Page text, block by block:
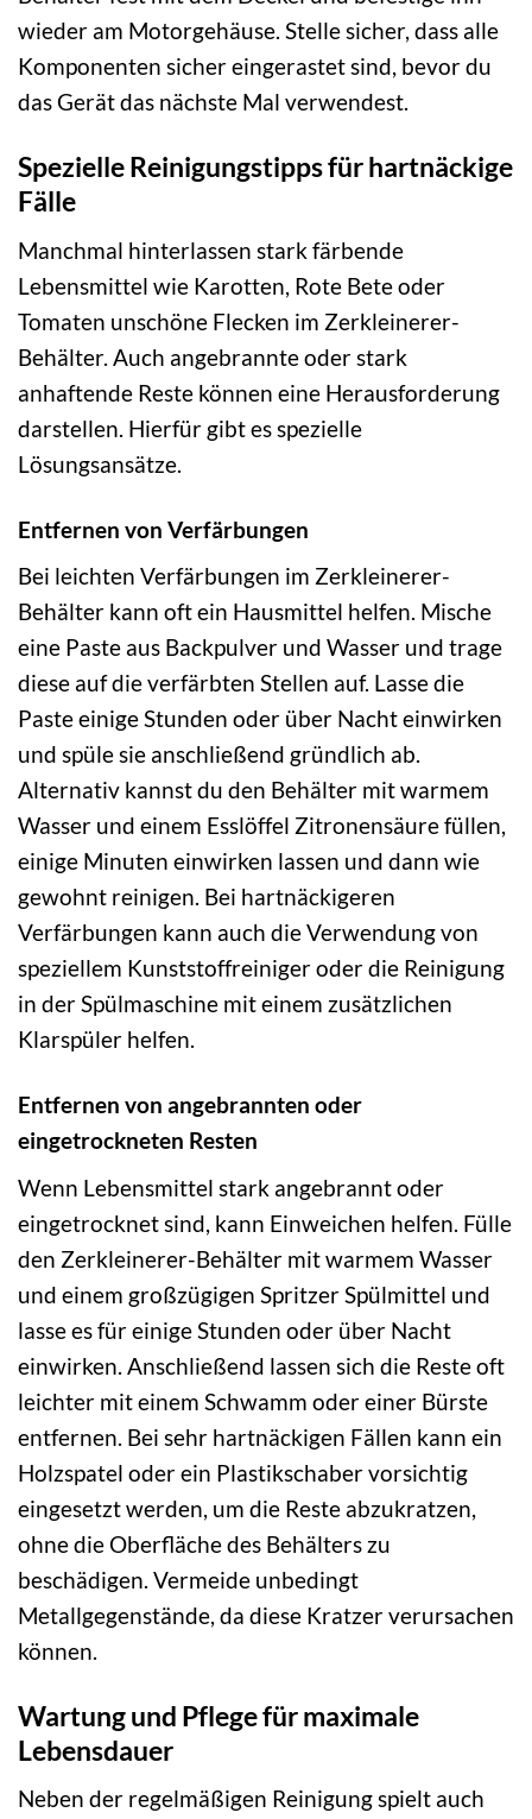
wieder am Motorgehäuse. Stelle sicher, dass alle
Komponenten sicher eingerastet sind, bevor du
das Gerät das nächste Mal verwendest.
Spezielle Reinigungstipps für hartnäckige
Fälle
Manchmal hinterlassen stark färbende
Lebensmittel wie Karotten, Rote Bete oder
Tomaten unschöne Flecken im Zerkleinerer-
Behälter. Auch angebrannte oder stark
anhaftende Reste können eine Herausforderung
darstellen. Hierfür gibt es spezielle
Lösungsansätze.
Entfernen von Verfärbungen
Bei leichten Verfärbungen im Zerkleinerer-
Behälter kann oft ein Hausmittel helfen. Mische
eine Paste aus Backpulver und Wasser und trage
diese auf die verfärbten Stellen auf. Lasse die
Paste einige Stunden oder über Nacht einwirken
und spüle sie anschließend gründlich ab.
Alternativ kannst du den Behälter mit warmem
Wasser und einem Esslöffel Zitronensäure füllen,
einige Minuten einwirken lassen und dann wie
gewohnt reinigen. Bei hartnäckigeren
Verfärbungen kann auch die Verwendung von
speziellem Kunststoffreiniger oder die Reinigung
in der Spülmaschine mit einem zusätzlichen
Klarspüler helfen.
Entfernen von angebrannten oder
eingetrockneten Resten
Wenn Lebensmittel stark angebrannt oder
eingetrocknet sind, kann Einweichen helfen. Fülle
den Zerkleinerer-Behälter mit warmem Wasser
und einem großzügigen Spritzer Spülmittel und
lasse es für einige Stunden oder über Nacht
einwirken. Anschließend lassen sich die Reste oft
leichter mit einem Schwamm oder einer Bürste
entfernen. Bei sehr hartnäckigen Fällen kann ein
Holzspatel oder ein Plastikschaber vorsichtig
eingesetzt werden, um die Reste abzukratzen,
ohne die Oberfläche des Behälters zu
beschädigen. Vermeide unbedingt
Metallgegenstände, da diese Kratzer verursachen
können.
Wartung und Pflege für maximale
Lebensdauer
Neben der regelmäßigen Reinigung spielt auch